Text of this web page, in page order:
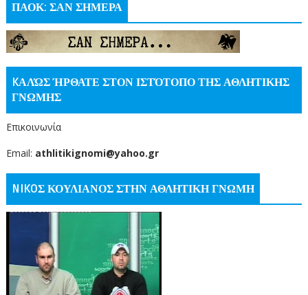
ΠΑΟΚ: ΣΑΝ ΣΗΜΕΡΑ
KΑΛΏΣ ΉΡΘΑΤΕ ΣΤΟΝ ΙΣΤΌΤΟΠΟ ΤΗΣ ΑΘΛΗΤΙΚΗΣ
ΓΝΩΜΗΣ
Επικοινωνία
Email: athlitikignomi@yahoo.gr
NIKOΣ ΚΟΥΛΙΑΝΟΣ ΣΤΗΝ ΑΘΛΗΤΙΚΗ ΓΝΩΜΗ